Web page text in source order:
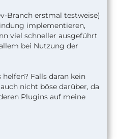
Branch erstmal testweise)
implementieren,
viel schneller ausgeführt
bei Nutzung der
Falls daran kein
nicht böse darüber, da
Plugins auf meine